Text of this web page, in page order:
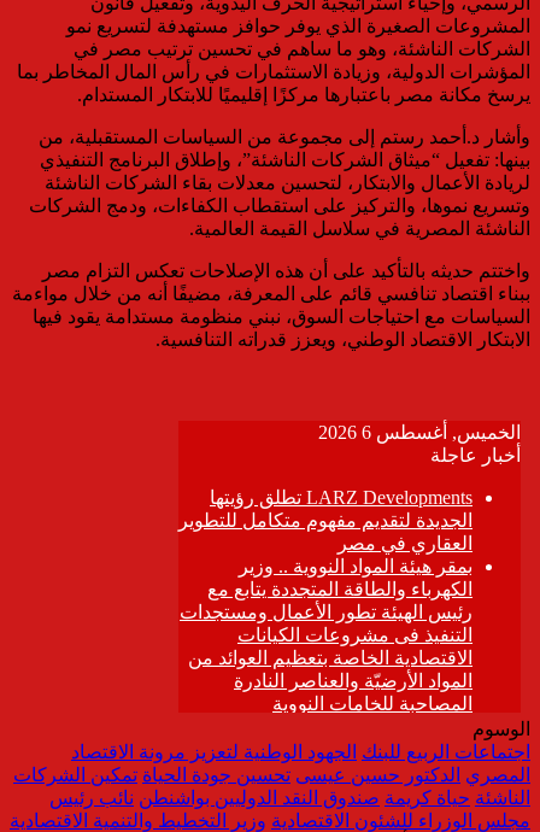
المشروعات الصغيرة الذي يوفر حوافز مستهدفة لتسريع نمو
الشركات الناشئة، وهو ما ساهم في تحسين ترتيب مصر في
المؤشرات الدولية، وزيادة الاستثمارات في رأس المال المخاطر بما
يرسخ مكانة مصر باعتبارها مركزًا إقليميًا للابتكار المستدام.
وأشار د.أحمد رستم إلى مجموعة من السياسات المستقبلية، من
بينها: تفعيل “ميثاق الشركات الناشئة”، وإطلاق البرنامج التنفيذي
لريادة الأعمال والابتكار، لتحسين معدلات بقاء الشركات الناشئة
وتسريع نموها، والتركيز على استقطاب الكفاءات، ودمج الشركات
الناشئة المصرية في سلاسل القيمة العالمية.
واختتم حديثه بالتأكيد على أن هذه الإصلاحات تعكس التزام مصر
ببناء اقتصاد تنافسي قائم على المعرفة، مضيفًا أنه من خلال مواءمة
السياسات مع احتياجات السوق، نبني منظومة مستدامة يقود فيها
الابتكار الاقتصاد الوطني، ويعزز قدراته التنافسية.
الوسوم
اجتماعات الربيع للبنك الجهود الوطنية لتعزيز مرونة الاقتصاد
المصري الدكتور حسين عيسى تحسين جودة الحياة تمكين الشركات
الناشئة حياة كريمة صندوق النقد الدوليين بواشنطن نائب رئيس
مجلس الوزراء للشئون الاقتصادية وزير التخطيط والتنمية الاقتصادية